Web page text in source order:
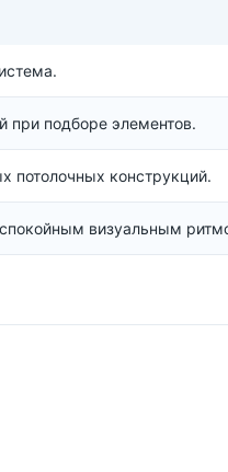
при подборе элементов.
потолочных конструкций.
визуальным